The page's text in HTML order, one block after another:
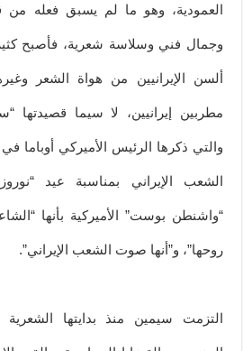
العمودية، وهو ما لم يسبق فعله من
وجمال فني وسلاسة شعرية، فأصبح
ألسن الإيرانيين من هواة الشعر
مطربين إيرانيين، لا سيما قصيدتها
الشعب الإيراني بمناسبة عيد
“واشنطن بوست” الأميركية بأنها
روحها”، و”أنها صوت الشعب الإيراني”.
التزمت سيمين منذ بدايتها